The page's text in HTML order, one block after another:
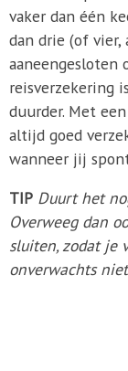
vaker dan één
dan drie (of vier,
aaneengesloten
reisverzekering
duurder. Met
altijd goed
wanneer jij
TIP Duurt het
Overweeg dan
sluiten, zodat je
onverwachts